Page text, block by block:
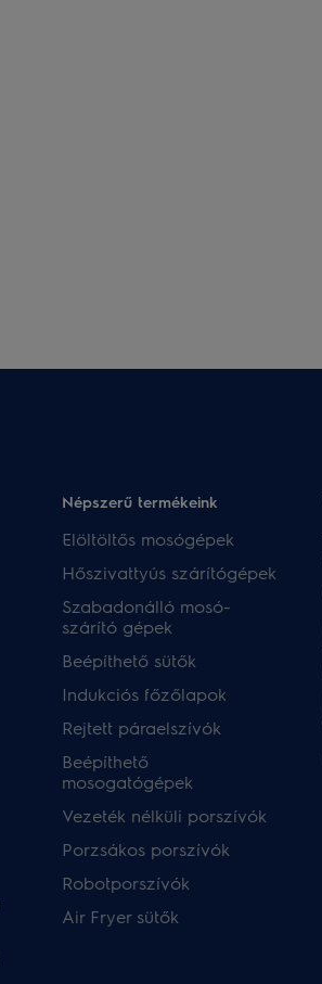
Népszerű termékeink
Elöltöltős mosógépek
Hőszivattyús szárítógépek
Szabadonálló mosó-
szárító gépek
Beépíthető sütők
Indukciós főzőlapok
Rejtett páraelszívók
Beépíthető
mosogatógépek
Vezeték nélküli porszívók
Porzsákos porszívók
Robotporszívók
Air Fryer sütők